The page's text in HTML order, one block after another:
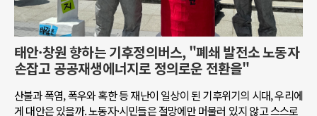
태안·창원 향하는 기후정의버스, "폐쇄 발전소 노동자
손잡고 공공재생에너지로 정의로운 전환을"
산불과 폭염, 폭우와 혹한 등 재난이 일상이 된 기후위기의 시대, 우리에
게 대안은 있을까. 노동자·시민들은 절망에만 머물러 있지 않고 스스로